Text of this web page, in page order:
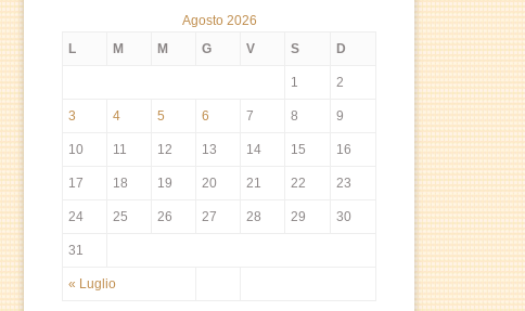
Agosto 2026
L
M M G V S D
« Luglio
1 2
3 4 5 6 7 8 9
10 11 12 13 14 15 16
17 18 19 20 21 22 23
24 25 26 27 28 29 30
31